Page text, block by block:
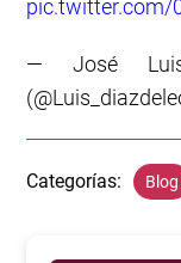
pic.twitter.com/
— José
Categorías: Blog